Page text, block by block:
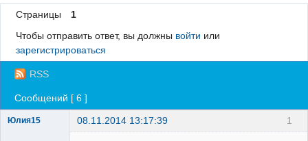
Регистрация
Вход
Страницы
1
Чтобы отправить ответ, вы должны войти или
зарегистрироваться
RSS
Сообщений [ 6 ]
1
Юлия15 08.11.2014 13:17:39
Зарегистрированный